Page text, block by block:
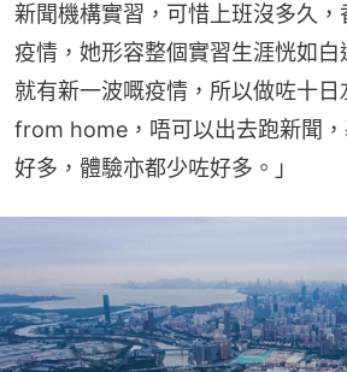
新聞機構實習，可惜上班沒多久
疫情，她形容整個實習生涯恍如
就有新一波嘅疫情，所以做咗十
from home，唔可以出去跑新聞
好多，體驗亦都少咗好多。」